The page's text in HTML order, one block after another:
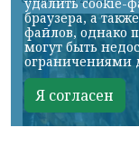
браузера, а
файлов, однако
могут быть
ограничениями
Я согласен